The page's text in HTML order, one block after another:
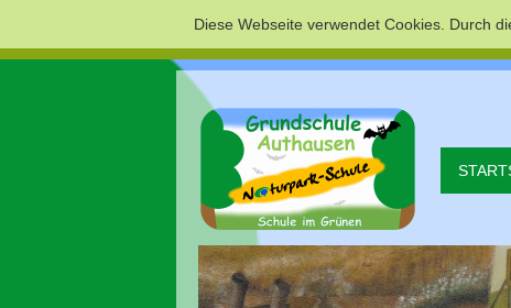
Diese Webseite verwendet Cookies. Durch